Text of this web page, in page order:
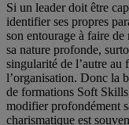
Si un leader doit être
identifier ses propres
son entourage à faire
sa nature profonde,
singularité de l’autre au
l’organisation. Donc la
de formations Soft
modifier profondément
charismatique est